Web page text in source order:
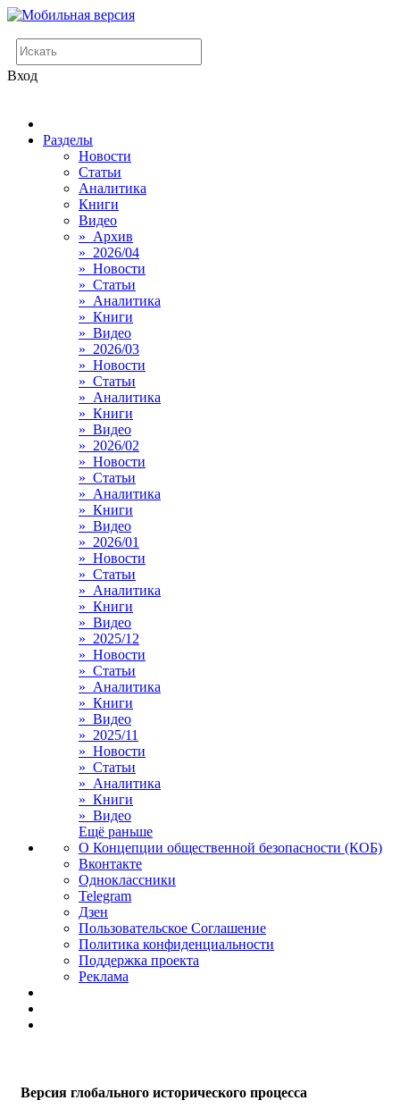
Вход
Разделы
Новости
Статьи
Аналитика
Книги
Видео
» Архив
» 2026/04
» Новости
» Статьи
» Аналитика
» Книги
» Видео
» 2026/03
» Новости
» Статьи
» Аналитика
» Книги
» Видео
» 2026/02
» Новости
» Статьи
» Аналитика
» Книги
» Видео
» 2026/01
» Новости
» Статьи
» Аналитика
» Книги
» Видео
» 2025/12
» Новости
» Статьи
» Аналитика
» Книги
» Видео
» 2025/11
» Новости
» Статьи
» Аналитика
» Книги
» Видео
Ещё раньше
О Концепции общественной безопасности (КОБ)
Вконтакте
Одноклассники
Telegram
Дзен
Пользовательское Соглашение
Политика конфиденциальности
Поддержка проекта
Реклама
Версия глобального исторического процесса